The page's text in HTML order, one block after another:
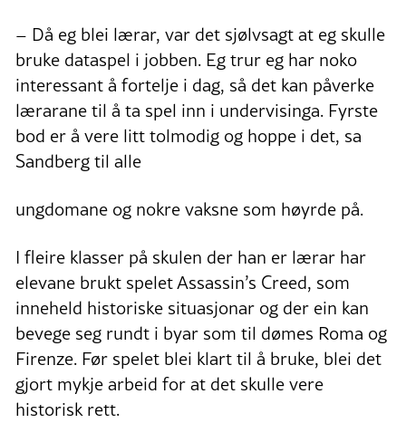
– Då eg blei lærar, var det sjølvsagt at eg skulle
bruke dataspel i jobben. Eg trur eg har noko
interessant å fortelje i dag, så det kan påverke
lærarane til å ta spel inn i undervisinga. Fyrste
bod er å vere litt tolmodig og hoppe i det, sa
Sandberg til alle
ungdomane og nokre vaksne som høyrde på.
I fleire klasser på skulen der han er lærar har
elevane brukt spelet Assassin’s Creed, som
inneheld historiske situasjonar og der ein kan
bevege seg rundt i byar som til dømes Roma og
Firenze. Før spelet blei klart til å bruke, blei det
gjort mykje arbeid for at det skulle vere
historisk rett.